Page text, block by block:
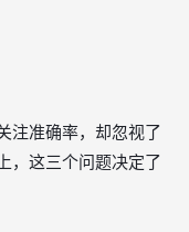
注准确率，却忽视了
，这三个问题决定了